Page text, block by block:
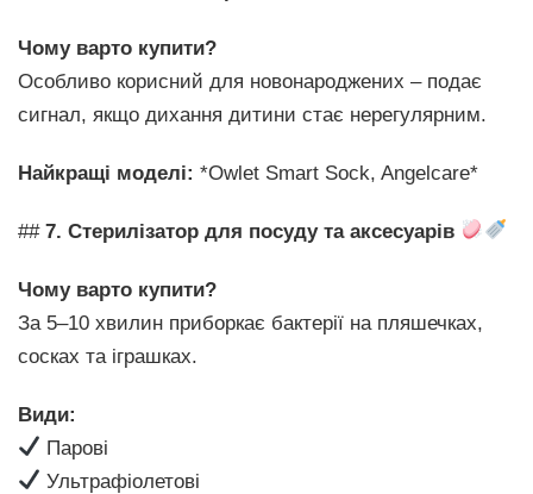
Чому варто купити?
Особливо корисний для новонароджених – подає
сигнал, якщо дихання дитини стає нерегулярним.
Найкращі моделі: *Owlet Smart Sock, Angelcare*
## 7. Стерилізатор для посуду та аксесуарів
Чому варто купити?
За 5–10 хвилин приборкає бактерії на пляшечках,
сосках та іграшках.
Види:
Парові
Ультрафіолетові